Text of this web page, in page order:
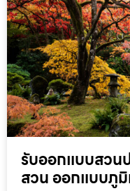
รับออกแบบสวน
สวน ออกแบบภู